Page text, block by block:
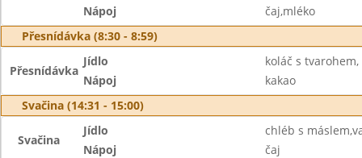
Nápoj
čaj,mléko
Přesnídávka (8:30 - 8:59)
Přesnídávka
Jídlo
koláč s tvarohem,
Nápoj
kakao
Svačina (14:31 - 15:00)
Svačina
Jídlo
chléb s
Nápoj
čaj